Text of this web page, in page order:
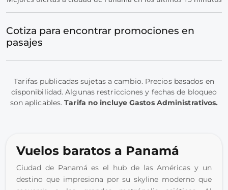
Cotiza para encontrar promociones en
pasajes
Tarifas publicadas sujetas a cambio. Precios basados en
disponibilidad. Algunas restricciones y fechas de bloqueo
son aplicables.Tarifa no incluye Gastos Administrativos.
Vuelos baratos a Panamá
Ciudad de Panamá es el hub de las Américas y un
destino que impresiona por su skyline moderno que